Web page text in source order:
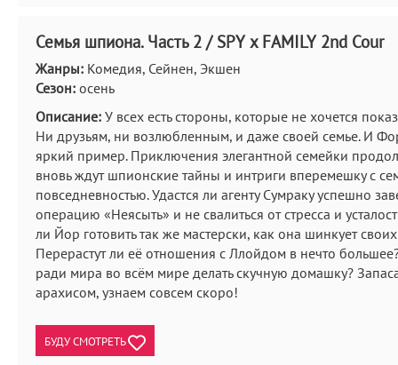
Семья шпиона. Часть 2 / SPY x FAMILY 2nd Cour
Жанры: Комедия, Сейнен, Экшен
Сезон: осень
Описание: У всех есть стороны, которые не хочется
Ни друзьям, ни возлюбленным, и даже своей семье. И
яркий пример. Приключения элегантной семейки
вновь ждут шпионские тайны и интриги вперемешку с
повседневностью. Удастся ли агенту Сумраку успешно
операцию «Неясыть» и не свалиться от стресса и
ли Йор готовить так же мастерски, как она шинкует
Перерастут ли её отношения с Ллойдом в нечто
ради мира во всём мире делать скучную домашку?
арахисом, узнаем совсем скоро!
БУДУ СМОТРЕТЬ